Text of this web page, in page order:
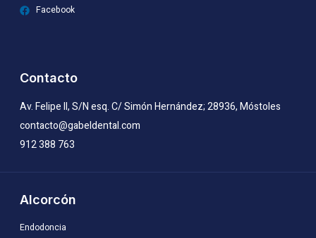
Facebook
Contacto
Av. Felipe II, S/N esq. C/ Simón Hernández; 28936, Móstoles
contacto@gabeldental.com
912 388 763
Alcorcón
Endodoncia